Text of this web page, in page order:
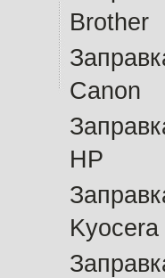
Brother
Canon
HP
Kyocera